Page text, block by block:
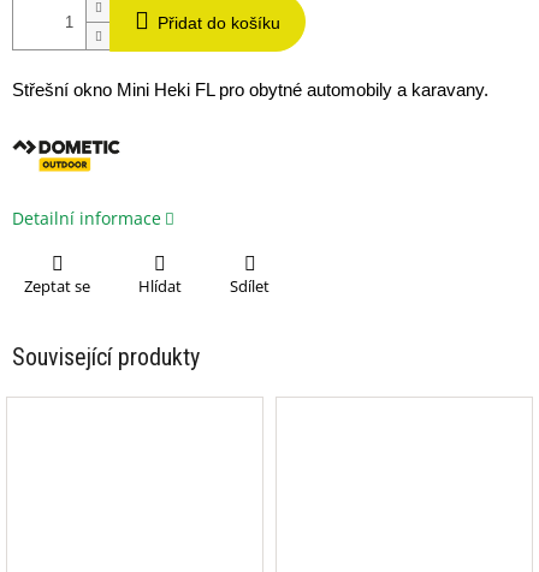
Přidat do košíku
Střešní okno Mini Heki FL pro obytné automobily a karavany.
Detailní informace
Zeptat se Hlídat Sdílet
Související produkty